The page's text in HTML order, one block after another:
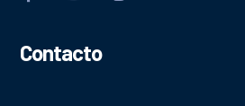
Contacto